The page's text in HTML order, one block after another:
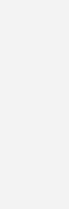
über
ist
finden Sie